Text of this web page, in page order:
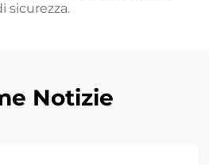
sicurezza.
Notizie